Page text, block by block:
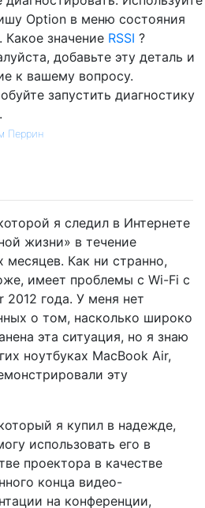
Option в меню состояния
Какое значение RSSI ?
добавьте эту деталь и
к вашему вопросу.
запустить диагностику
Перрин
я следил в Интернете
жизни» в течение
месяцев. Как ни странно,
имеет проблемы с Wi-Fi с
2012 года. У меня нет
о том, насколько широко
эта ситуация, но я знаю
ноутбуках MacBook Air,
эту
я купил в надежде,
использовать его в
проектора в качестве
конца видео-
на конференции,